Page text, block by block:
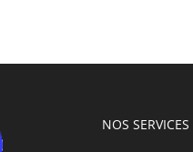
NOS SERVICES